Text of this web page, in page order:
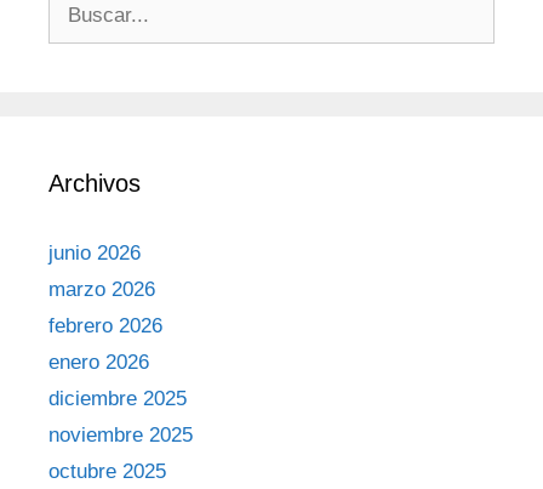
Archivos
junio 2026
marzo 2026
febrero 2026
enero 2026
diciembre 2025
noviembre 2025
octubre 2025